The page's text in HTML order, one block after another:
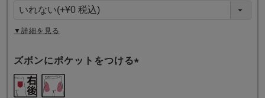
須
)
▼詳細を見る
ズボンにポケットをつける